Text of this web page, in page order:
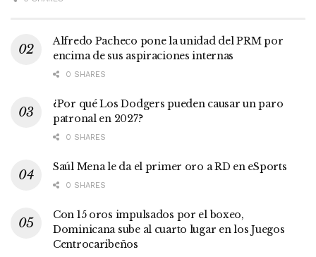
Alfredo Pacheco pone la unidad del PRM por
encima de sus aspiraciones internas
0 SHARES
¿Por qué Los Dodgers pueden causar un paro
patronal en 2027?
0 SHARES
Saúl Mena le da el primer oro a RD en eSports
0 SHARES
Con 15 oros impulsados por el boxeo,
Dominicana sube al cuarto lugar en los Juegos
Centrocaribeños